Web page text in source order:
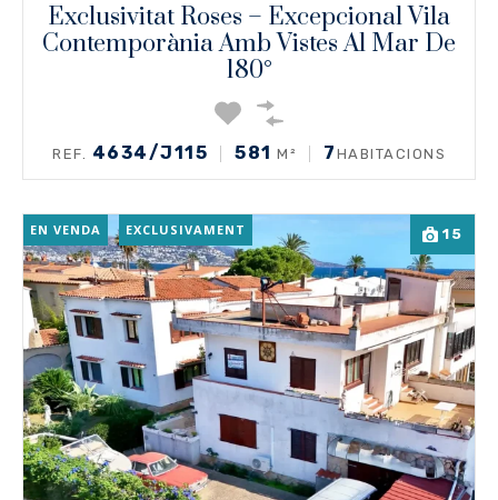
Exclusivitat Roses – Excepcional Vila
Contemporània Amb Vistes Al Mar De
180°
REF. 4634/J115 581 M² 7 HABITACIONS
15
EN VENDA EXCLUSIVAMENT